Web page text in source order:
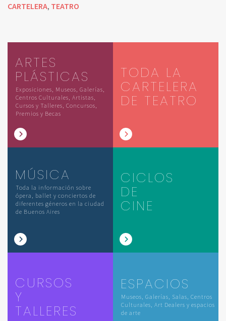
CARTELERA, TEATRO
ARTES
PLÁSTICAS
Exposiciones, Museos, Galerías,
Centros Culturales, Artistas,
Cursos y Talleres, Concursos,
Premios y Becas
TODA LA
CARTELERA
DE TEATRO
MÚSICA
Toda la información sobre
ópera, ballet y conciertos de
diferentes géneros en la ciudad
de Buenos Aires
CICLOS
DE
CINE
CURSOS
Y
TALLERES
ESPACIOS
Museos, Galerías, Salas, Centros
Culturales, Art Dealers y espacios
de arte